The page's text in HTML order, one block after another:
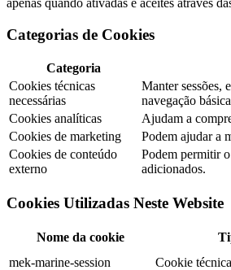
Categorias de Cookies
Categoria
Cookies técnicas
necessárias
Manter sessões,
navegação
Cookies analíticas
Ajudam a
Cookies de marketing
Podem ajudar a
Cookies de conteúdo
externo
Podem permitir
adicionados.
Cookies Utilizadas Neste Website
Nome da cookie
mek-marine-session
Cookie